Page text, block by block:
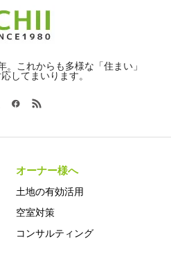
これからも多様な「住まい」
してまいります。
オーナー様へ
土地の有効活用
空室対策
コンサルティング